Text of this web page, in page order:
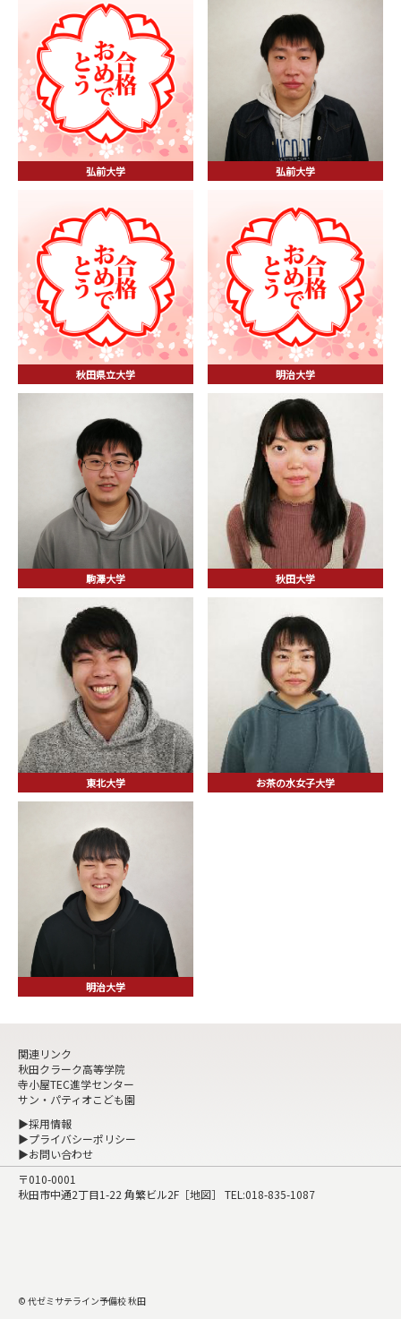
弘前大学 弘前大学
秋田県立大学 明治大学
駒澤大学 秋田大学
東北大学 お茶の水女子大学
明治大学
関連リンク
秋田クラーク高等学院
寺小屋TEC進学センター
サン・パティオこども園
▶採用情報
▶プライバシーポリシー
▶お問い合わせ
〒010-0001
秋田市中通2丁目1-22 角繁ビル2F［地図］ TEL:018-835-1087
© 代ゼミサテライン予備校 秋田